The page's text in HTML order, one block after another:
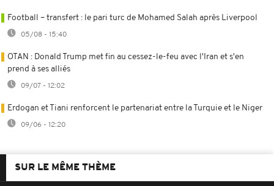
Football – transfert : le pari turc de Mohamed Salah après Liverpool
05/08 - 15:40
OTAN : Donald Trump met fin au cessez-le-feu avec l'Iran et s'en
prend à ses alliés
09/07 - 12:02
Erdogan et Tiani renforcent le partenariat entre la Turquie et le Niger
09/06 - 12:20
SUR LE MÊME THÈME